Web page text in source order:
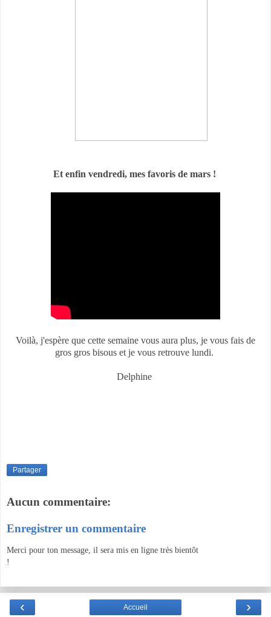
Et enfin vendredi, mes favoris de mars !
Voilà, j'espère que cette semaine vous aura plus, je vous fais de
gros gros bisous et je vous retrouve lundi.
Delphine
Partager
Aucun commentaire:
Enregistrer un commentaire
Merci pour ton message, il sera mis en ligne très bientôt
!
‹ ›
Accueil